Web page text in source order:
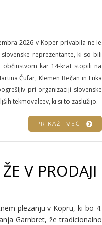
2026 v Koper privabila ne le
reprezentante, ki so bili
kar 14-krat stopili na
Čufar, Klemen Bečan in Luka
pri organizaciji slovenske
tekmovalcev, ki si to zaslužijo.
PRIKAŽI VEČ
V PRODAJI
plezanju v Kopru, ki bo 4.
Garnbret, že tradicionalno